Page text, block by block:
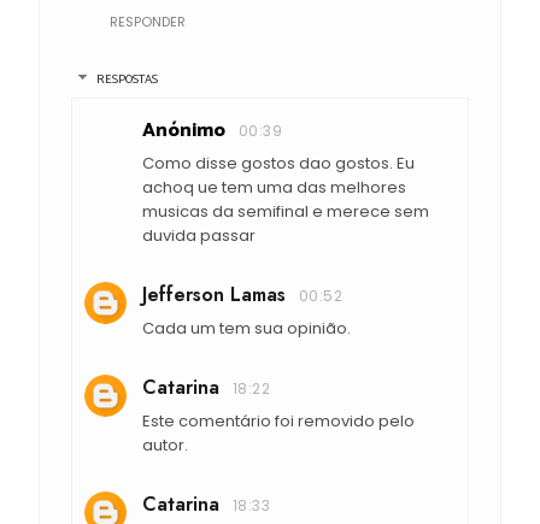
RESPONDER
RESPOSTAS
Anónimo 00:39
Como disse gostos dao gostos. Eu
achoq ue tem uma das melhores
musicas da semifinal e merece sem
duvida passar
Jefferson Lamas 00:52
Cada um tem sua opinião.
Catarina 18:22
Este comentário foi removido pelo
autor.
Catarina 18:33